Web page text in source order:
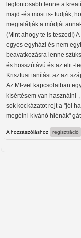
legfontosabb lenne a
majd -és most is- tudják,
megtalálják a módját
(Mint ahogy te is teszed!)
egyes egyházi és nem
beavatkozásra lenne
és hosszútávú és az elit -
Krisztusi tanítást az azt
Az MI-vel kapcsolatban
kísértésem van
sok kockázatot rejt a "jól
megélni kívánó hiénák"
A hozzászóláshoz regisztráció